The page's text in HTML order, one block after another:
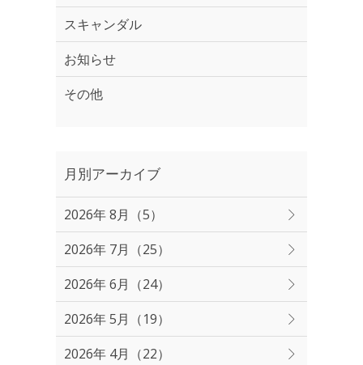
スキャンダル
お知らせ
その他
月別アーカイブ
2026年 8月（5）
2026年 7月（25）
2026年 6月（24）
2026年 5月（19）
2026年 4月（22）